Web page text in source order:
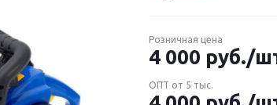
Розничная цена
4 000 руб./
ОПТ от 5 тыс.